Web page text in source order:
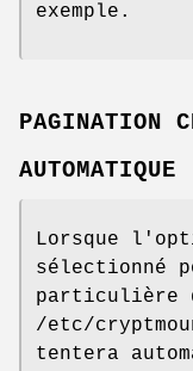
exemple.
PAGINATION
AUTOMATIQUE
Lorsque
sélectionné
particulière
/etc/
tentera